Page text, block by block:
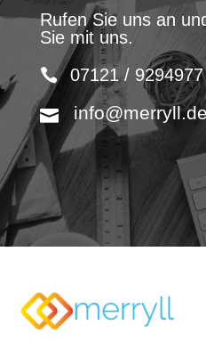
Rufen Sie uns an
Sie mit uns.
07121 / 9294977
info@merryll.de